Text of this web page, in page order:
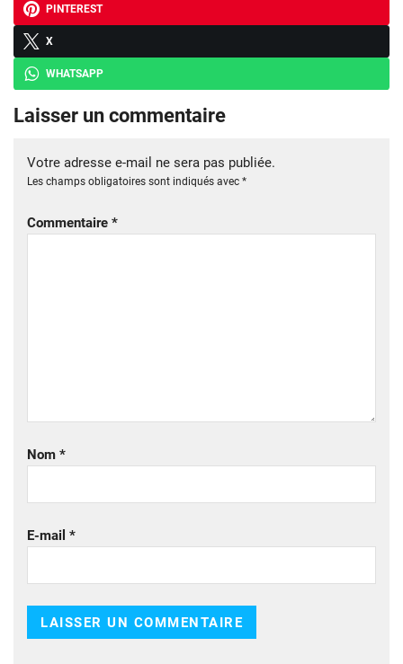
PINTEREST
X
WHATSAPP
Laisser un commentaire
Votre adresse e-mail ne sera pas publiée.
Les champs obligatoires sont indiqués avec *
Commentaire *
Nom *
E-mail *